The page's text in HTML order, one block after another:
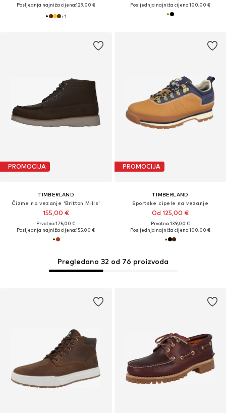
Posljednja najniža cijena:129,00 €
+1
Posljednja najniža cijena:100,00 €
PROMOCIJA
TIMBERLAND
Čizme na vezanje 'Britton Mills'
155,00 €
Prvotno: 175,00 €
Posljednja najniža cijena:155,00 €
PROMOCIJA
TIMBERLAND
Sportske cipele na vezanje
Od 125,00 €
Prvotno: 139,00 €
Posljednja najniža cijena:100,00 €
Pregledano 32 od 76 proizvoda